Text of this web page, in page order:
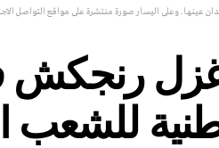
عينها. وعلى اليسار صورة منتشرة على مواقع التواصل
للشعب